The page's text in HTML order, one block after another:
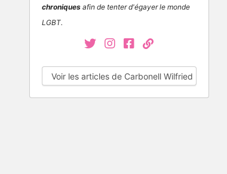
chroniquesafin de tenter d'égayer le monde
LGBT.
Voir les articles de Carbonell Wilfried